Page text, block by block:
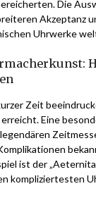
Die
Akzeptanz
Uhrwerke
Zeit
Eine
ist der
kompliziertesten